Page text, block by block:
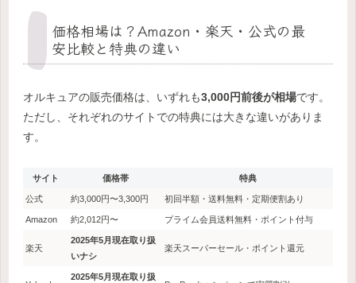
価格相場は？Amazon・楽天・公式の最
安比較と特典の違い
オルキュアの販売価格は、いずれも3,000円前後が相場です。
ただし、それぞれのサイトでの特典には大きな違いがありま
す。
サイト 価格帯 特典
公式 約3,000円〜3,300円 初回半額・送料無料・定期便割あり
Amazon 約2,012円〜 プライム会員送料無料・ポイント付与
楽天
2025年5月現在取り扱
いナシ
楽天スーパーセール・ポイント還元
2025年5月現在取り扱